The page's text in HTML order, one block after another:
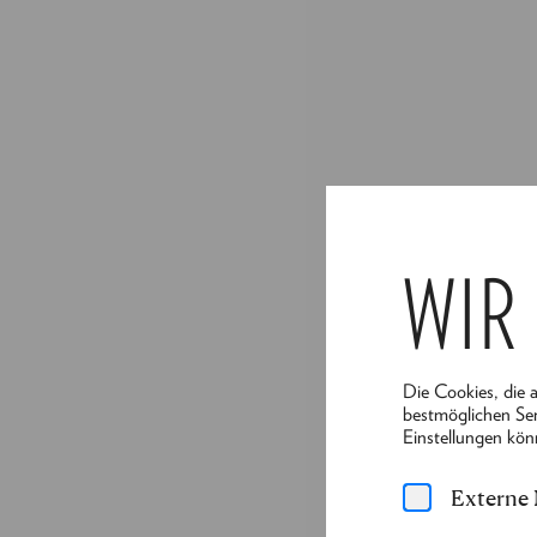
Die Cookies, die
bestmöglichen
Einstellungen
Externe